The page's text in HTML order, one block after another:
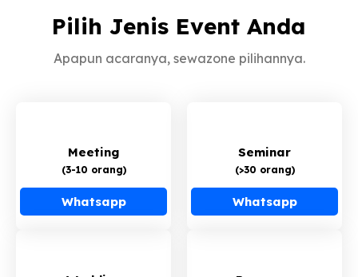
Pilih Jenis Event Anda
Apapun acaranya, sewazone pilihannya.
Meeting
(3-10 orang)
Whatsapp
Seminar
(>30 orang)
Whatsapp